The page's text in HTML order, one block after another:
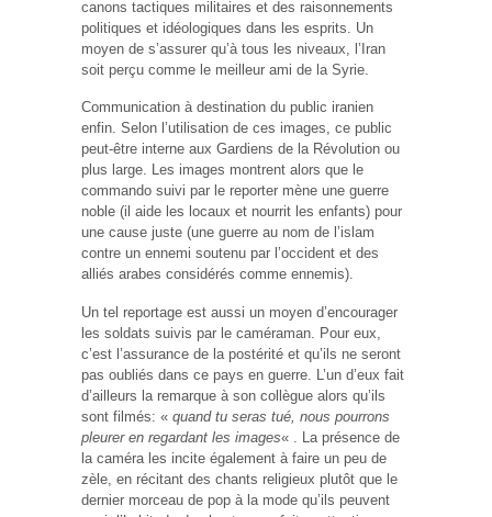
canons tactiques militaires et des raisonnements
politiques et idéologiques dans les esprits. Un
moyen de s’assurer qu’à tous les niveaux, l’Iran
soit perçu comme le meilleur ami de la Syrie.
Communication à destination du public iranien
enfin. Selon l’utilisation de ces images, ce public
peut-être interne aux Gardiens de la Révolution ou
plus large. Les images montrent alors que le
commando suivi par le reporter mène une guerre
noble (il aide les locaux et nourrit les enfants) pour
une cause juste (une guerre au nom de l’islam
contre un ennemi soutenu par l’occident et des
alliés arabes considérés comme ennemis).
Un tel reportage est aussi un moyen d’encourager
les soldats suivis par le caméraman. Pour eux,
c’est l’assurance de la postérité et qu’ils ne seront
pas oubliés dans ce pays en guerre. L’un d’eux fait
d’ailleurs la remarque à son collègue alors qu’ils
sont filmés: « quand tu seras tué, nous pourrons
pleurer en regardant les images« . La présence de
la caméra les incite également à faire un peu de
zèle, en récitant des chants religieux plutôt que le
dernier morceau de pop à la mode qu’ils peuvent